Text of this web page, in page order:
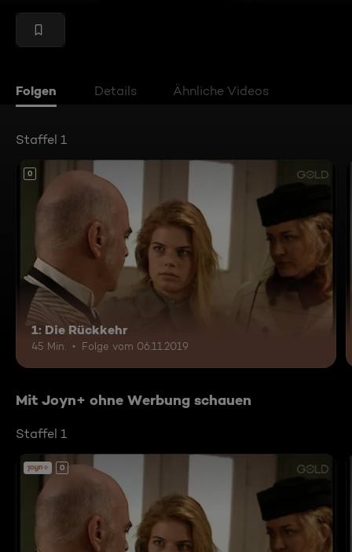
Folgen Details Ähnliche Videos
Staffel 1
0
1: Die Rückkehr
45 Min. Folge vom 06.11.2019
Mit Joyn+ ohne Werbung schauen
Staffel 1
0